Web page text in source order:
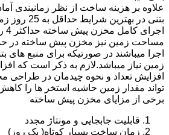
علاوه بر هزینه ساخت از نظر زمانبندی
بتنی در
مساحت زمین نیز مخزن پیش ساخته در
اجرا میباشند در صورتیکه برای منبع
زمین نیاز میباشد.لازم به ذکر است که
افزایش تعداد و نحوه چیدمان در
تواند مقدار زمین حاشیه استخر ها را
برخی از مزایای مخزن پیش ساخته
قابلیت جابجایی و مونتاژ مجدد
زمان ساخت بسیار کوتاه( یک روز)